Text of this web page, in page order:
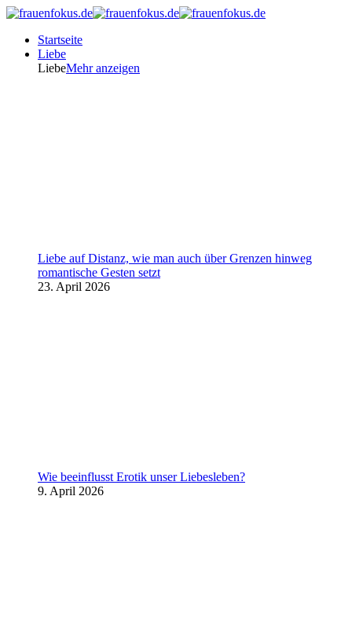
Startseite
Liebe
LiebeMehr anzeigen
Liebe auf Distanz, wie man auch über Grenzen hinweg
romantische Gesten setzt
23. April 2026
Wie beeinflusst Erotik unser Liebesleben?
9. April 2026